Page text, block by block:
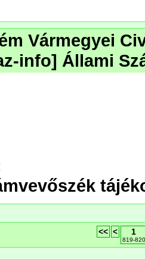
Vármegyei
info] Állami
<< < 1
819-820